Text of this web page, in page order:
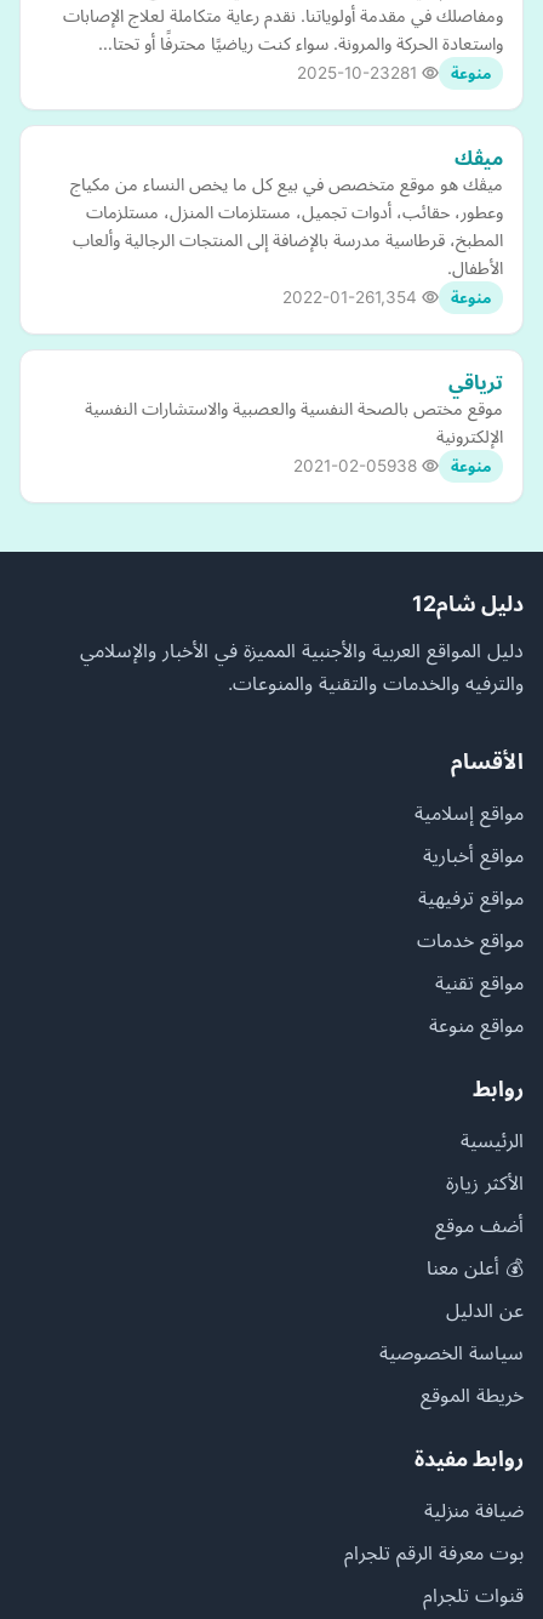
ومفاصلك في مقدمة أولوياتنا. نقدم رعاية متكاملة لعلاج الإصابات
واستعادة الحركة والمرونة. سواء كنت رياضيًا محترفًا أو تحتا…
منوعة 2025-10-23
ميڤك
ميڤك هو موقع متخصص في بيع كل ما يخص النساء من مكياج
وعطور، حقائب، أدوات تجميل، مستلزمات المنزل، مستلزمات
المطبخ، قرطاسية مدرسة بالإضافة إلى المنتجات الرجالية وألعاب
الأطفال.
منوعة 2022-01-26
ترياقي
موقع مختص بالصحة النفسية والعصبية والاستشارات النفسية
الإلكترونية
منوعة 2021-02-05
دليل شام12
دليل المواقع العربية والأجنبية المميزة في الأخبار والإسلامي
والترفيه والخدمات والتقنية والمنوعات.
الأقسام
مواقع إسلامية
مواقع أخبارية
مواقع ترفيهية
مواقع خدمات
مواقع تقنية
مواقع منوعة
روابط
الرئيسية
الأكثر زيارة
أضف موقع
💰 أعلن معنا
عن الدليل
سياسة الخصوصية
خريطة الموقع
روابط مفيدة
ضيافة منزلية
بوت معرفة الرقم تلجرام
قنوات تلجرام